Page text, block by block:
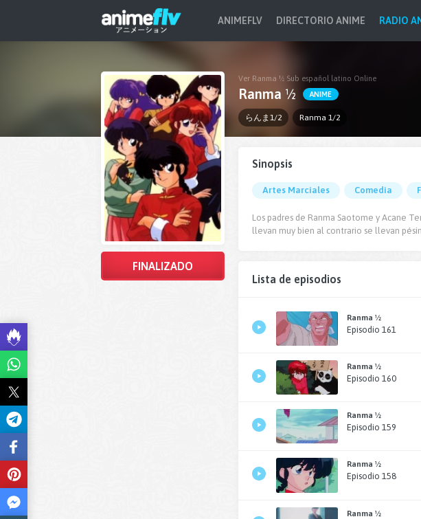
ANIMEFLV DIRECTORIO ANIME RADIO
Ver Ranma ½ Sub español latino Online
Ranma ½ ANIME
らんま1/2 Ranma 1/2
FINALIZADO
Sinopsis
Artes Marciales Comedia
Los padres de Ranma Saotome y Acane
llevan muy bien al contrario se llevan
Lista de episodios
Ranma ½
Episodio 161
Ranma ½
Episodio 160
Ranma ½
Episodio 159
Ranma ½
Episodio 158
Ranma ½